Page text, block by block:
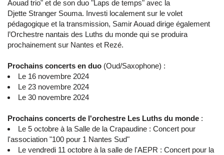
Aouad trio" et de son duo "Laps de temps" avec la
Djette Stranger Souma. Investi localement sur le volet
pédagogique et la transmission, Samir Aouad dirige également
l’Orchestre nantais des Luths du monde qui se produira
prochainement sur Nantes et Rezé.
Prochains concerts en duo (Oud/Saxophone) :
Le 16 novembre 2024
Le 23 novembre 2024
Le 30 novembre 2024
Prochains concerts de l'orchestre Les Luths du monde :
Le 5 octobre à la Salle de la Crapaudine : Concert pour
l'association "100 pour 1 Nantes Sud"
Le vendredi 11 octobre à la salle de l'AEPR : Concert pour la